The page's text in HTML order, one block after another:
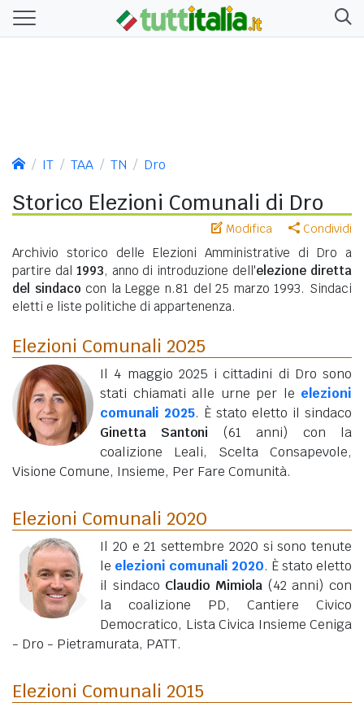
IT TAA TN Dro
Storico Elezioni Comunali di Dro
Modifica Condividi
Archivio storico delle Elezioni Amministrative di Dro a
partire dal 1993, anno di introduzione dell'elezione diretta
del sindaco con la Legge n.81 del 25 marzo 1993. Sindaci
eletti e liste politiche di appartenenza.
Elezioni Comunali 2025
Il 4 maggio 2025 i cittadini di Dro sono
stati chiamati alle urne per le elezioni
comunali 2025. È stato eletto il sindaco
Ginetta Santoni
(61 anni) con la
coalizione Leali, Scelta Consapevole,
Visione Comune, Insieme, Per Fare Comunità.
Elezioni Comunali 2020
Il 20 e 21 settembre 2020 si sono tenute
le elezioni comunali 2020. È stato eletto
il sindaco Claudio Mimiola (42 anni) con
la coalizione PD, Cantiere Civico
Democratico, Lista Civica Insieme Ceniga
- Dro - Pietramurata, PATT.
Elezioni Comunali 2015